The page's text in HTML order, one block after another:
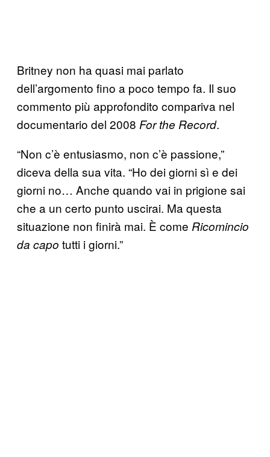
Britney non ha quasi mai parlato
dell’argomento fino a poco tempo fa. Il suo
commento più approfondito compariva nel
documentario del 2008 For the Record.
“Non c’è entusiasmo, non c’è passione,”
diceva della sua vita. “Ho dei giorni sì e dei
giorni no… Anche quando vai in prigione sai
che a un certo punto uscirai. Ma questa
situazione non finirà mai. È come Ricomincio
da capo tutti i giorni.”